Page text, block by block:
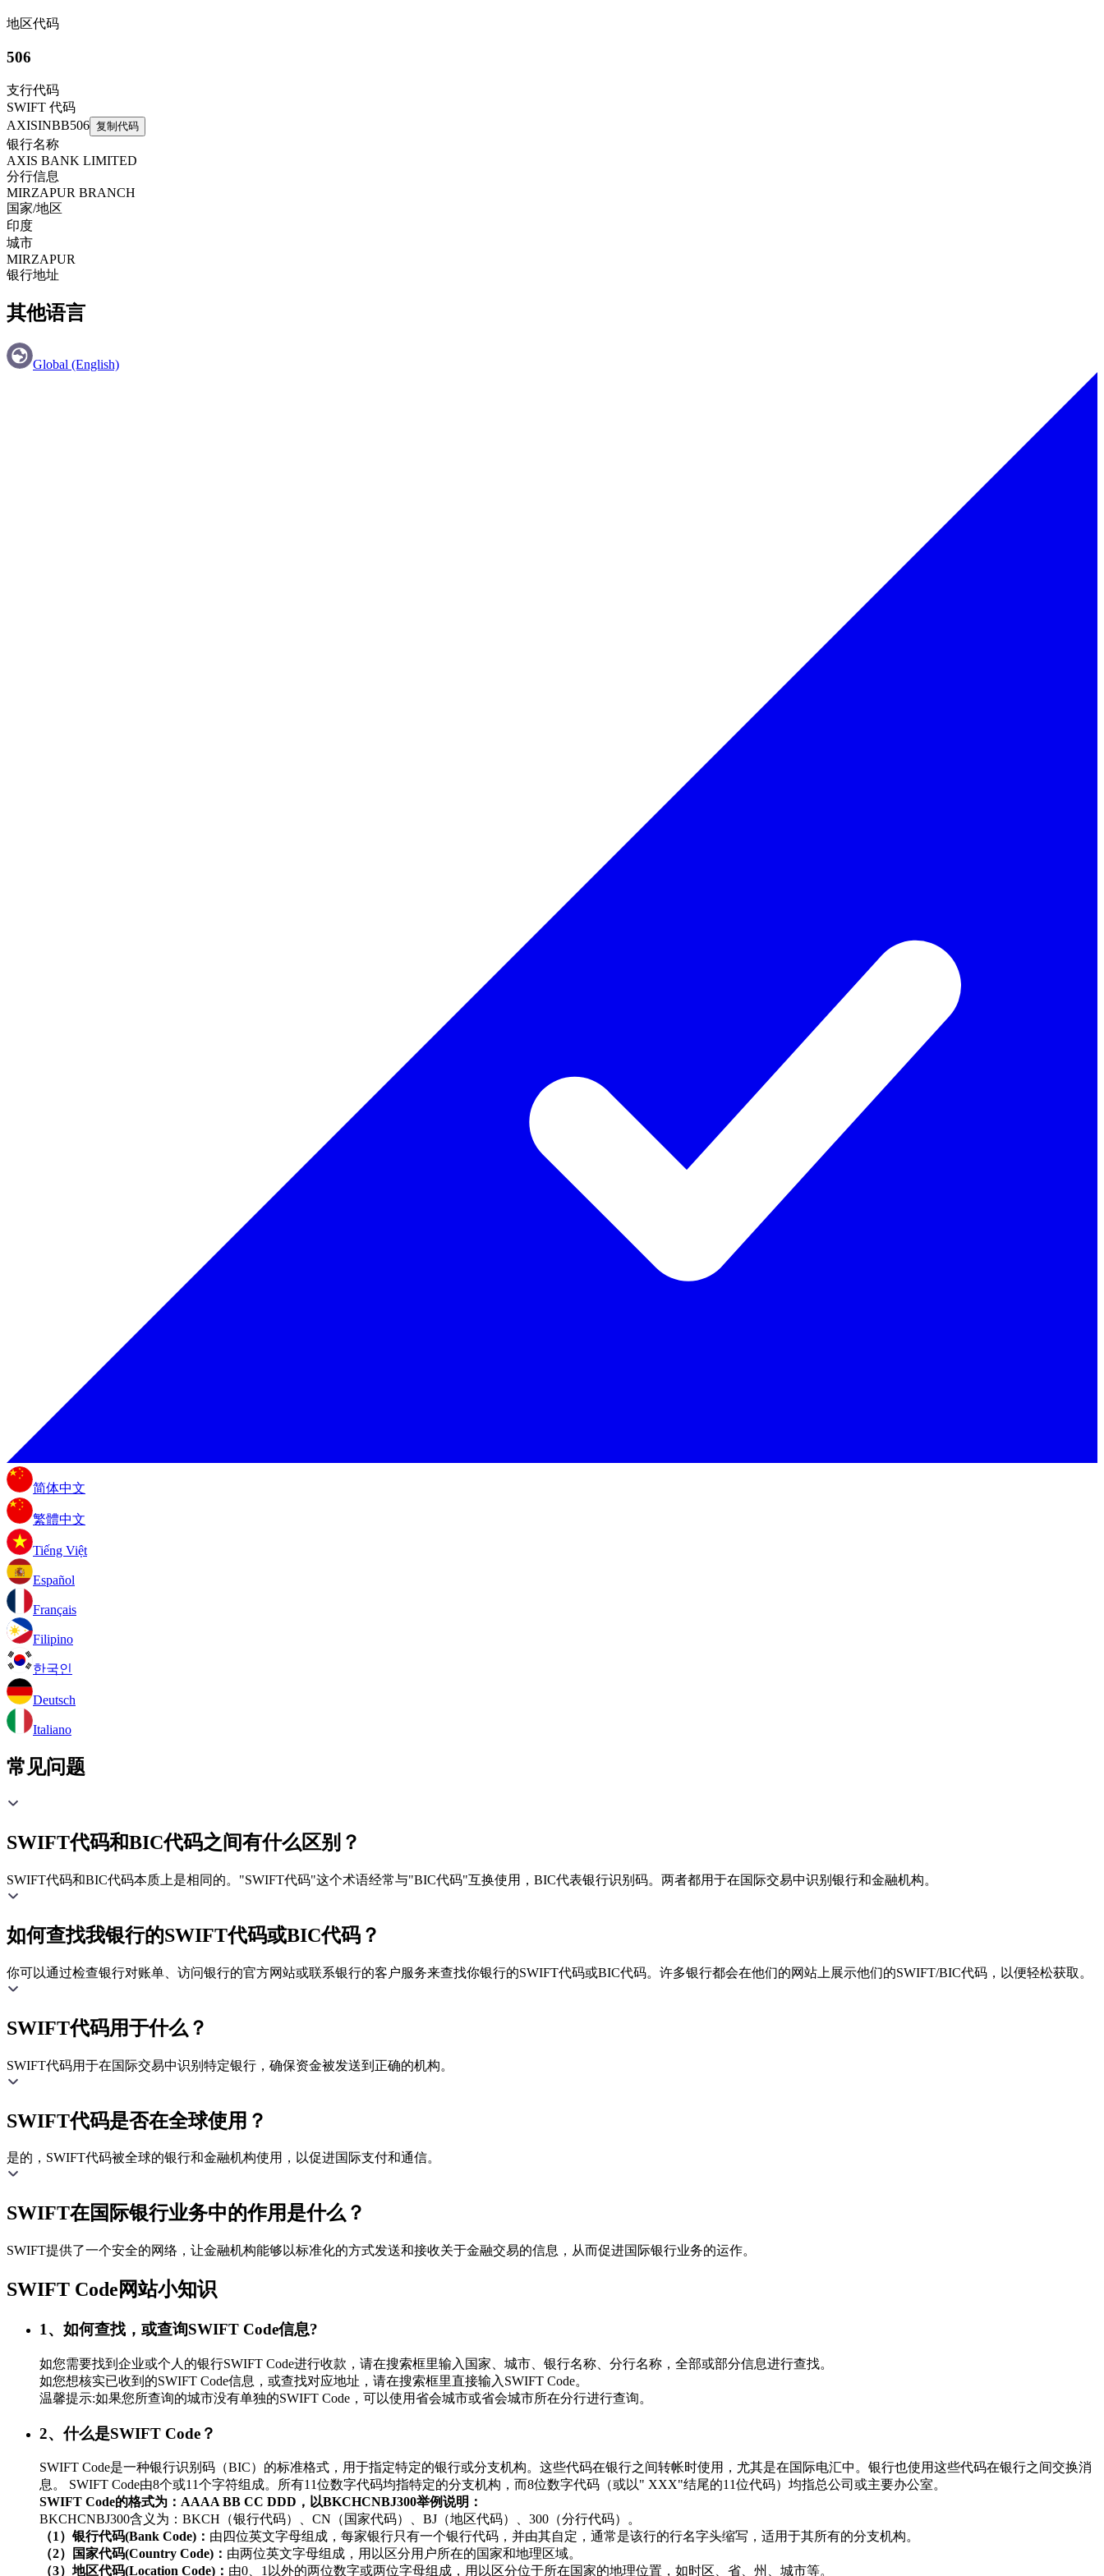
地区代码
506
支行代码
SWIFT 代码
AXISINBB506 复制代码
银行名称
AXIS BANK LIMITED
分行信息
MIRZAPUR BRANCH
国家/地区
印度
城市
MIRZAPUR
银行地址
其他语言
Global (English)
简体中文
繁體中文
Tiếng Việt
Español
Français
Filipino
한국인
Deutsch
Italiano
常见问题
SWIFT代码和BIC代码之间有什么区别？
SWIFT代码和BIC代码本质上是相同的。"SWIFT代码"这个术语经常与"BIC代码"互换使用，BIC代表银行识别码。两者都用于在国际交易中识别银行和金融机构。
如何查找我银行的SWIFT代码或BIC代码？
你可以通过检查银行对账单、访问银行的官方网站或联系银行的客户服务来查找你银行的SWIFT代码或BIC代码。许多银行都会在他们的网站上展示他们的SWIFT/BIC代码，以便轻松获取。
SWIFT代码用于什么？
SWIFT代码用于在国际交易中识别特定银行，确保资金被发送到正确的机构。
SWIFT代码是否在全球使用？
是的，SWIFT代码被全球的银行和金融机构使用，以促进国际支付和通信。
SWIFT在国际银行业务中的作用是什么？
SWIFT提供了一个安全的网络，让金融机构能够以标准化的方式发送和接收关于金融交易的信息，从而促进国际银行业务的运作。
SWIFT Code网站小知识
1、如何查找，或查询SWIFT Code信息?
如您需要找到企业或个人的银行SWIFT Code进行收款，请在搜索框里输入国家、城市、银行名称、分行名称，全部或部分信息进行查找。
如您想核实已收到的SWIFT Code信息，或查找对应地址，请在搜索框里直接输入SWIFT Code。
温馨提示:如果您所查询的城市没有单独的SWIFT Code，可以使用省会城市或省会城市所在分行进行查询。
2、什么是SWIFT Code？
SWIFT Code是一种银行识别码（BIC）的标准格式，用于指定特定的银行或分支机构。这些代码在银行之间转帐时使用，尤其是在国际电汇中。银行也使用这些代码在银行之间交换消
息。 SWIFT Code由8个或11个字符组成。所有11位数字代码均指特定的分支机构，而8位数字代码（或以" XXX"结尾的11位代码）均指总公司或主要办公室。
SWIFT Code的格式为：AAAA BB CC DDD，以BKCHCNBJ300举例说明：
BKCHCNBJ300含义为：BKCH（银行代码）、CN（国家代码）、BJ（地区代码）、300（分行代码）。
（1）银行代码(Bank Code)： 由四位英文字母组成，每家银行只有一个银行代码，并由其自定，通常是该行的行名字头缩写，适用于其所有的分支机构。
（2）国家代码(Country Code)： 由两位英文字母组成，用以区分用户所在的国家和地理区域。
（3）地区代码(Location Code)： 由0、1以外的两位数字或两位字母组成，用以区分位于所在国家的地理位置，如时区、省、州、城市等。